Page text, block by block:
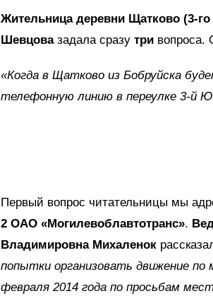
Жительница деревни Щатково (3-
Шевцовазадала сразу три вопроса.
«Когда в Щатково из Бобруйска
телефонную линию в переулке 3-й
Первый вопрос читательницы мы
2 ОАО «Могилевоблавтотранс».
Владимировна Михаленок
попытки организовать движение
февраля 2014 года по просьбам